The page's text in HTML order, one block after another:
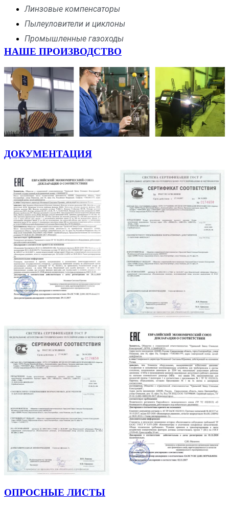
Линзовые компенсаторы
Пылеуловители и циклоны
Промышленные газоходы
НАШЕ ПРОИЗВОДСТВО
ДОКУМЕНТАЦИЯ
ОПРОСНЫЕ ЛИСТЫ